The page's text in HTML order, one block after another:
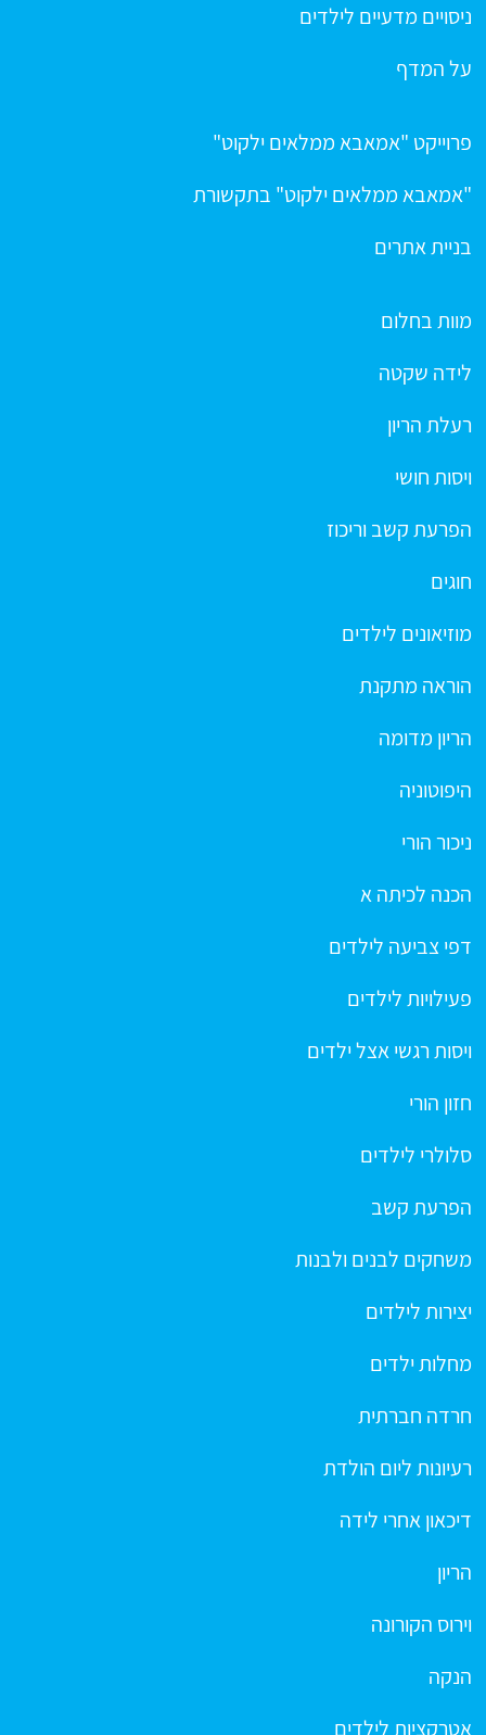
ניסויים מדעיים לילדים
על המדף
פרוייקט "אמאבא ממלאים ילקוט"
"אמאבא ממלאים ילקוט" בתקשורת
בניית אתרים
מוות בחלום
לידה שקטה
רעלת הריון
ויסות חושי
הפרעת קשב וריכוז
חוגים
מוזיאונים לילדים
הוראה מתקנת
הריון מדומה
היפוטוניה
ניכור הורי
הכנה לכיתה א
דפי צביעה לילדים
פעילויות לילדים
ויסות רגשי אצל ילדים
חזון הורי
סלולרי לילדים
הפרעת קשב
משחקים לבנים ולבנות
יצירות לילדים
מחלות ילדים
חרדה חברתית
רעיונות ליום הולדת
דיכאון אחרי לידה
הריון
וירוס הקורונה
הנקה
אטרקציות לילדים